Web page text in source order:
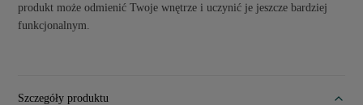
produkt może odmienić Twoje wnętrze i uczynić je jeszcze bardziej
funkcjonalnym.
Szczegóły produktu